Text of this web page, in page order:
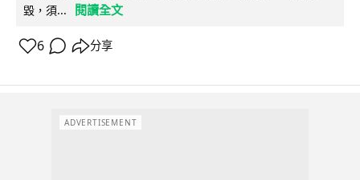
毀，須...
閱讀全文
6 分享
ADVERTISEMENT